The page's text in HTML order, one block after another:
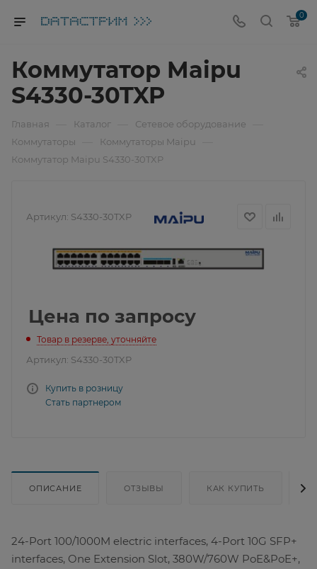
0
Коммутатор Maipu
S4330-30TXP
Главная Каталог Сетевое оборудование
Коммутаторы Коммутаторы Maipu
Коммутатор Maipu S4330-30TXP
Артикул: S4330-30TXP
Цена по запросу
Товар в резерве, уточняйте
Артикул: S4330-30TXP
Купить в розницу
Стать партнером
ОПИСАНИЕ ОТЗЫВЫ КАК КУПИТЬ
24-Port 100/1000M electric interfaces, 4-Port 10G SFP+
interfaces, One Extension Slot, 380W/760W PoE&PoE+,